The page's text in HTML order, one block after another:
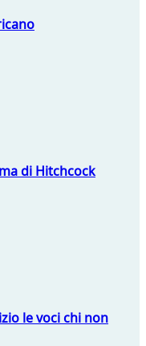
di Hitchcock
le voci chi non